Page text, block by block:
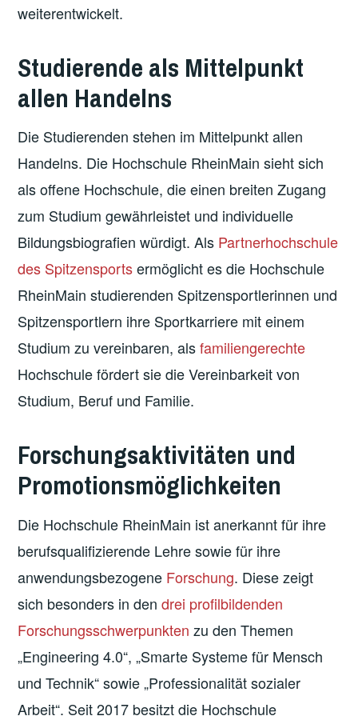
weiterentwickelt.
Studierende als Mittelpunkt
allen Handelns
Die Studierenden stehen im Mittelpunkt allen
Handelns. Die Hochschule RheinMain sieht sich
als offene Hochschule, die einen breiten Zugang
zum Studium gewährleistet und individuelle
Bildungsbiografien würdigt. Als Partnerhochschule
des Spitzensportsermöglicht es die Hochschule
RheinMain studierenden Spitzensportlerinnen und
Spitzensportlern ihre Sportkarriere mit einem
Studium zu vereinbaren, alsfamiliengerechte
Hochschule fördert sie die Vereinbarkeit von
Studium, Beruf und Familie.
Forschungsaktivitäten und
Promotionsmöglichkeiten
Die Hochschule RheinMain ist anerkannt für ihre
berufsqualifizierende Lehre sowie für ihre
anwendungsbezogene Forschung. Diese zeigt
sich besonders in dendrei profilbildenden
Forschungsschwerpunkten zu den Themen
„Engineering 4.0“, „Smarte Systeme für Mensch
und Technik“ sowie „Professionalität sozialer
Arbeit“. Seit 2017 besitzt die Hochschule